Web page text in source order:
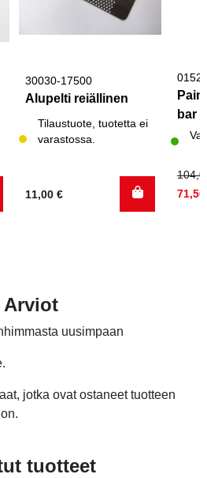
30030-17500
Alupelti reiällinen
Tilaustuote, tuotetta ei
varastossa.
11,00 €
bar
hinta
hinta
Arviot
uusimpaan
jotka ovat ostaneet tuotteen
tuotteet